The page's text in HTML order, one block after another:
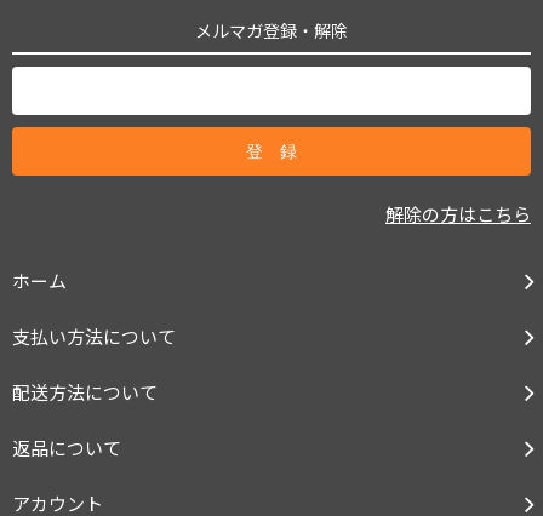
メルマガ登録・解除
解除の方はこちら
ホーム
支払い方法について
配送方法について
返品について
アカウント